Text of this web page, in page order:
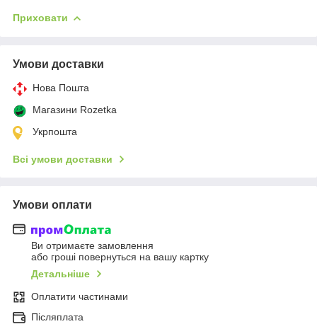
Приховати
Умови доставки
Нова Пошта
Магазини Rozetka
Укрпошта
Всі умови доставки
Умови оплати
Ви отримаєте замовлення
або гроші повернуться на вашу картку
Детальніше
Оплатити частинами
Післяплата